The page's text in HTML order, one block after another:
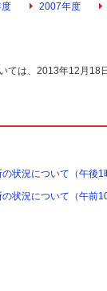
2007年度
ては、2013年12月18
状況について（午後
状況について（午前